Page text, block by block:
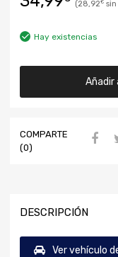
28,92€
Hay existencias
Añadir
COMPARTE
(0)
DESCRIPCIÓN
Ver vehículo